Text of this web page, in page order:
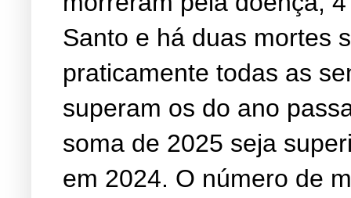
Santo e há duas mortes
praticamente todas as
superam os do ano
soma de 2025 seja
em 2024. O número de